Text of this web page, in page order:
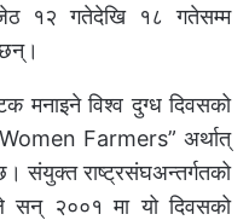
जेठ १२ गतेदेखि १८ गतेसम्म
मनाइने विश्व दुग्ध दिवसको
Women Farmers” अर्थात्
संयुक्त राष्ट्रसंघअन्तर्गतको
२००१ मा यो दिवसको